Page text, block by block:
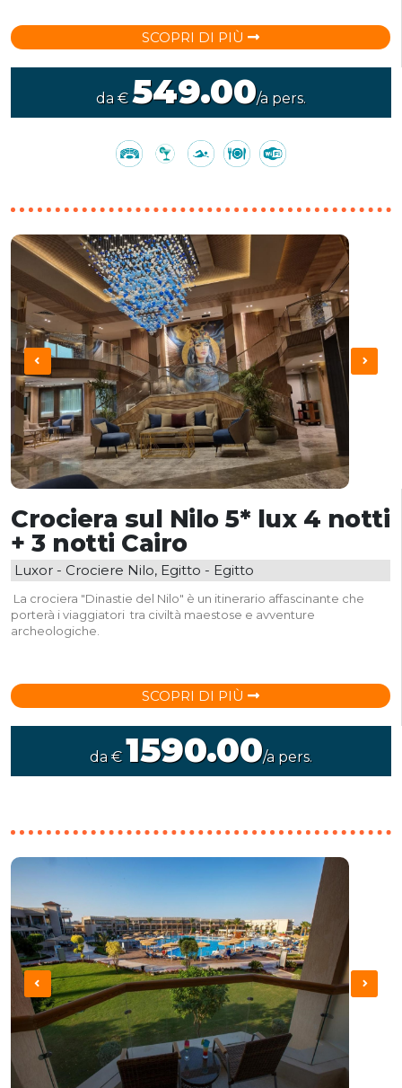
SCOPRI DI PIÙ
da €549.00/a pers.
Crociera sul Nilo 5* lux 4 notti
+ 3 notti Cairo
Luxor - Crociere Nilo, Egitto - Egitto
La crociera "Dinastie del Nilo" è un itinerario affascinante che
porterà i viaggiatori tra civiltà maestose e avventure
archeologiche.
SCOPRI DI PIÙ
da €1590.00/a pers.